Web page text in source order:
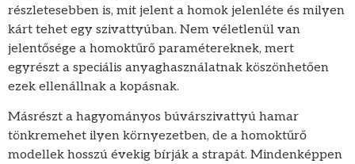
részletesebben is, mit jelent a homok jelenléte és milyen
kárt tehet egy szivattyúban. Nem véletlenül van
jelentősége a homoktűrő paramétereknek, mert
egyrészt a speciális anyaghasználatnak köszönhetően
ezek ellenállnak a kopásnak.
Másrészt a hagyományos búvárszivattyú hamar
tönkremehet ilyen környezetben, de a homoktűrő
modellek hosszú évekig bírják a strapát. Mindenképpen